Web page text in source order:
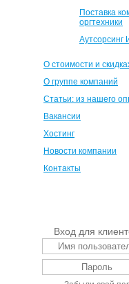
Поставка
оргтехники
Аутсорсинг
О стоимости и
О группе компаний
Статьи: из нашего
Вакансии
Хостинг
Новости компании
Контакты
Вход для